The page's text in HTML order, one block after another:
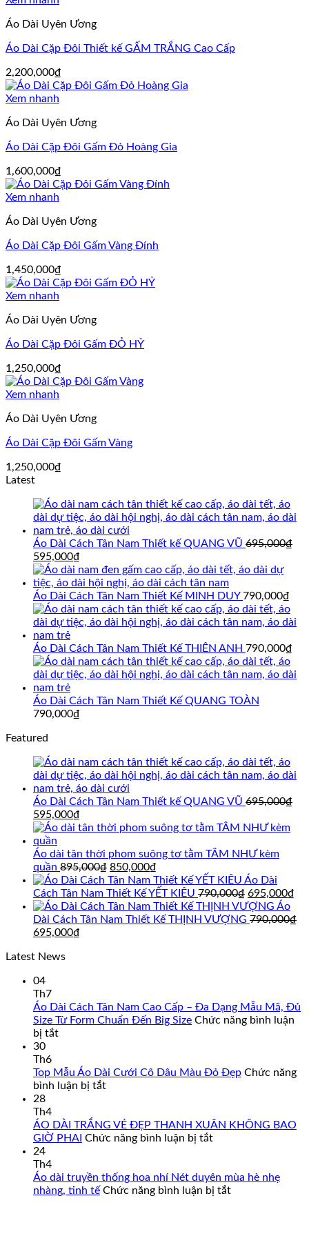
Áo Dài Uyên Ương
Áo Dài Cặp Đôi Thiết kế GẤM TRẮNG Cao Cấp
2,200,000₫
Xem nhanh
Áo Dài Uyên Ương
Áo Dài Cặp Đôi Gấm Đỏ Hoàng Gia
1,600,000₫
Xem nhanh
Áo Dài Uyên Ương
Áo Dài Cặp Đôi Gấm Vàng Đính
1,450,000₫
Xem nhanh
Áo Dài Uyên Ương
Áo Dài Cặp Đôi Gấm ĐỎ HỶ
1,250,000₫
Xem nhanh
Áo Dài Uyên Ương
Áo Dài Cặp Đôi Gấm Vàng
1,250,000₫
Latest
Áo Dài Cách Tân Nam Thiết kế QUANG VŨ 695,000₫
Giá
gốc
là:
695,000₫.
595,000₫
hiện
tại
là:
595,000₫.
Áo Dài Cách Tân Nam Thiết Kế MINH DUY 790,000₫
Áo Dài Cách Tân Nam Thiết Kế THIÊN ANH 790,000₫
Áo Dài Cách Tân Nam Thiết Kế QUANG TOÀN
790,000₫
Featured
Áo Dài Cách Tân Nam Thiết kế QUANG VŨ 695,000₫
Giá
gốc
là:
695,000₫.
595,000₫
hiện
là:
595,000₫.
Áo dài tân thời phom suông tơ tằm TÂM NHƯ kèm
quần 895,000₫ Giá
gốc
là:
895,000₫.
850,000₫
hiện
tại
là:
850,000₫.
Áo Dài
Cách Tân Nam Thiết Kế YẾT KIÊU 790,000₫ Giá
gốc
là:
695,000₫
tại
Áo
Dài Cách Tân Nam Thiết Kế THỊNH VƯỢNG 790,000₫
Giá
là:
695,000₫
Latest News
04
Th7
Áo Dài Cách Tân Nam Cao Cấp – Đa Dạng Mẫu Mã, Đủ
Size Từ Form Chuẩn Đến Big Size Chức năng bình luận
bị tắtở
Cách
Tân
Cấp
–
Mẫu
Mã,
30
Th6
Top Mẫu Áo Dài Cưới Cô Dâu Màu Đỏ Đẹp Chức năng
bình luận bị tắtở
Áo
Dài
Dâu
Màu
28
Th4
ÁO DÀI TRẮNG VẺ ĐẸP THANH XUÂN KHÔNG BAO
GIỜ PHAI Chức năng bình luận bị tắtở
TRẮNG
VẺ
24
Th4
Áo dài truyền thống hoa nhí Nét duyên mùa hè nhẹ
nhàng, tinh tế Chức năng bình luận bị tắtở